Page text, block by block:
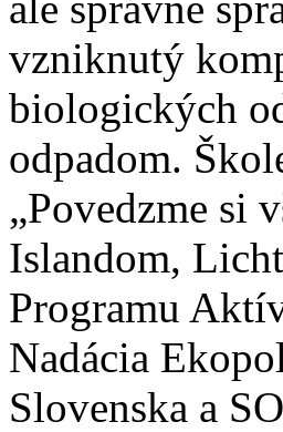
vzniknutý
biologických
odpadom.
„Povedzme si
Islandom,
Programu
Nadácia
Slovenska a